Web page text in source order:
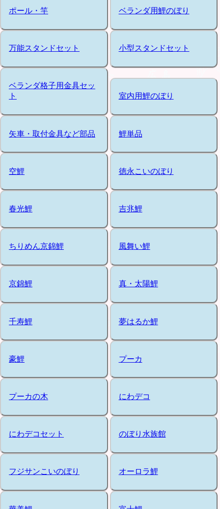
ポール・竿 ベランダ用鯉のぼり
万能スタンドセット 小型スタンドセット
ベランダ格子用金具セッ
ト
室内用鯉のぼり
矢車・取付金具など部品 鯉単品
空鯉 徳永こいのぼり
春光鯉 吉兆鯉
ちりめん京錦鯉 風舞い鯉
京錦鯉 真・太陽鯉
千寿鯉 夢はるか鯉
豪鯉 プーカ
プーカの木 にわデコ
にわデコセット のぼり水族館
フジサンこいのぼり オーロラ鯉